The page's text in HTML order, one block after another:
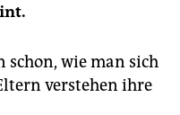
schon, wie man sich
verstehen ihre